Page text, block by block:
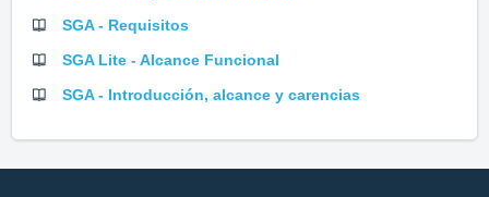
SGA - Requisitos
SGA Lite - Alcance Funcional
SGA - Introducción, alcance y carencias